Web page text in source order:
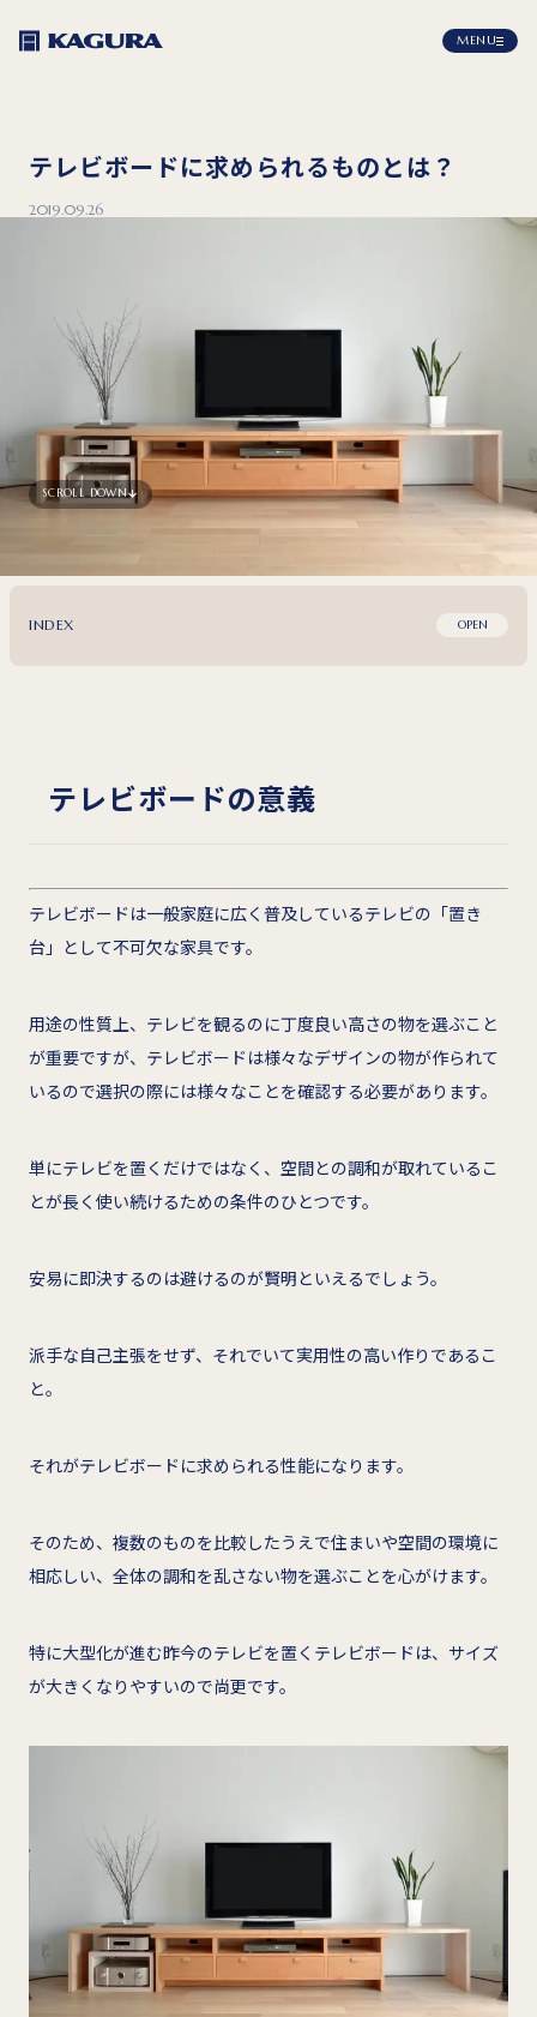
MENU
テレビボードに求められるものとは？
2019.09.26
SCROLL DOWN
INDEX OPEN
テレビボードの意義
テレビボードは一般家庭に広く普及しているテレビの「置き
台」として不可欠な家具です。
用途の性質上、テレビを観るのに丁度良い高さの物を選ぶこと
が重要ですが、テレビボードは様々なデザインの物が作られて
いるので選択の際には様々なことを確認する必要があります。
単にテレビを置くだけではなく、空間との調和が取れているこ
とが長く使い続けるための条件のひとつです。
安易に即決するのは避けるのが賢明といえるでしょう。
派手な自己主張をせず、それでいて実用性の高い作りであるこ
と。
それがテレビボードに求められる性能になります。
そのため、複数のものを比較したうえで住まいや空間の環境に
相応しい、全体の調和を乱さない物を選ぶことを心がけます。
特に大型化が進む昨今のテレビを置くテレビボードは、サイズ
が大きくなりやすいので尚更です。